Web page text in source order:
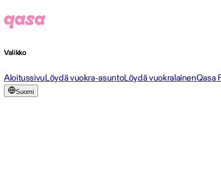
Valikko
AloitussivuLöydä vuokra-asuntoLöydä vuokralainenQasa
Suomi